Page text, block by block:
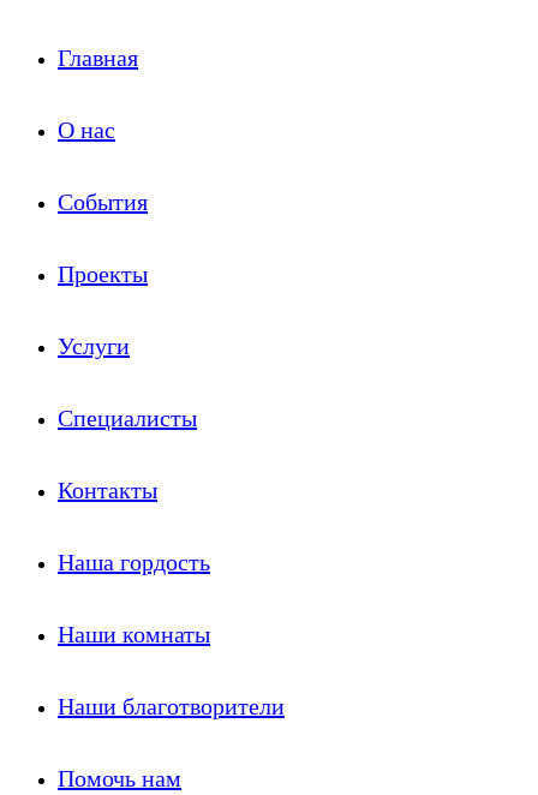
Главная
О нас
События
Проекты
Услуги
Специалисты
Контакты
Наша гордость
Наши комнаты
Наши благотворители
Помочь нам